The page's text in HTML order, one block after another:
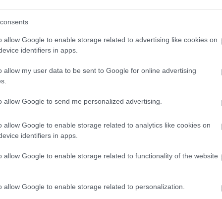
allow Google to enable storage related to advertising like cookies on
identifiers in apps.
allow my user data to be sent to Google for online advertising
allow Google to send me personalized advertising.
allow Google to enable storage related to analytics like cookies on
identifiers in apps.
allow Google to enable storage related to functionality of the website
allow Google to enable storage related to personalization.
θα καλύπτεται κατά 50% η όποια
των 300 KWh. Όπως είχε γράψει το
από τον τρέχοντα μήνα να άρει το
από τις αρχές του 2022. Ενώ,
τις μη κύριες κατοικίες, και μάλιστα
18:49